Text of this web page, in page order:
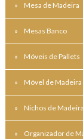
Mesa de Madeira
Mesas Banco
Móveis de Pallets
Móvel de Madeira
Nichos de Madeira
Organizador de